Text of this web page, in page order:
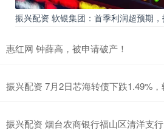
振兴配资 软银集团：首季利润超预期
惠红网 钟薛高，被申请破产！
振兴配资 7月2日芯海转债下跌1.49%
振兴配资 烟台农商银行福山区清洋支